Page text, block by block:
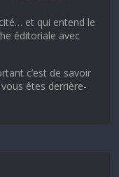
et qui entend le
éditoriale avec
c’est de savoir
êtes derrière-